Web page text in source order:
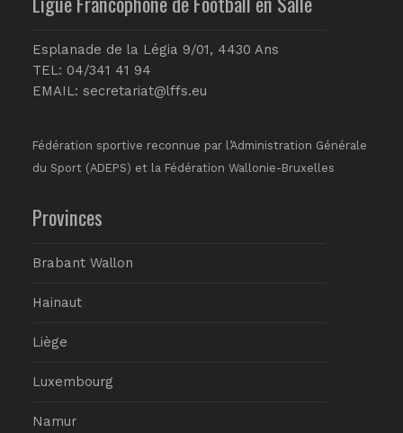
Esplanade de la Légia 9/01, 4430 Ans
TEL: 04/341 41 94
EMAIL: secretariat@lffs.eu
Fédération sportive reconnue par l’Administration Générale
du Sport (ADEPS) et la Fédération Wallonie-Bruxelles
Provinces
Brabant Wallon
Hainaut
Liège
Luxembourg
Namur